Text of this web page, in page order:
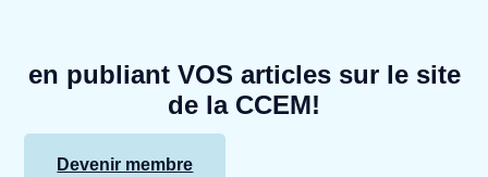
en publiant VOS articles sur le site
de la CCEM!
Devenir membre